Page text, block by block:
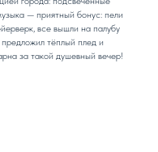
— приятный бонус: пели
все вышли на палубу
тёплый плед и
за такой душевный вечер!